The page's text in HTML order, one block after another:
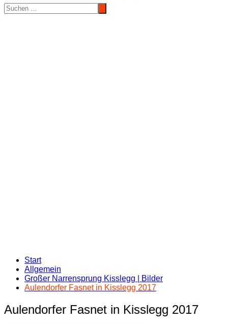
Start
Allgemein
Großer Narrensprung Kisslegg | Bilder
Aulendorfer Fasnet in Kisslegg 2017
Aulendorfer Fasnet in Kisslegg 2017